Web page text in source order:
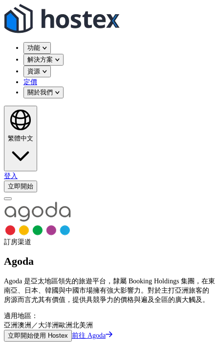
功能
解決方案
資源
定價
關於我們
繁體中文
登入
立即開始
訂房渠道
Agoda
Agoda 是亞太地區領先的旅遊平台，隸屬 Booking Holdings 集團，在東
南亞、日本、韓國與中國市場擁有強大影響力。對於主打亞洲旅客的
房源而言尤其有價值，提供具競爭力的價格與遍及全區的廣大觸及。
適用地區：
亞洲澳洲／大洋洲歐洲北美洲
立即開始使用 Hostex 前往 Agoda